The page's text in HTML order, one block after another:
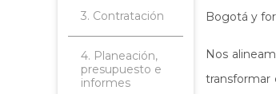
3. Contratación
4. Planeación,
presupuesto e
informes
Bogotá y
Nos
transformar